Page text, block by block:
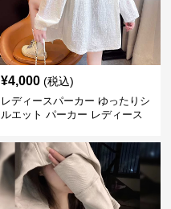
¥4,000 (税込)
レディースパーカー ゆったりシ
ルエット パーカー レディース